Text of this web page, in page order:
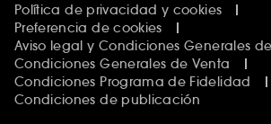
Política de privacidad y cookies
Preferencia de cookies
Aviso legal y Condiciones Generales
Condiciones Generales de Venta
Condiciones Programa de Fidelidad
Condiciones de publicación